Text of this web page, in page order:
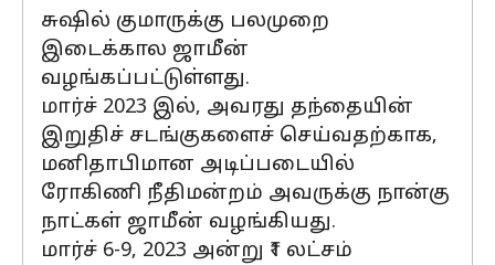
சுஷில் குமாருக்கு பலமுறை
இடைக்கால ஜாமீன்
வழங்கப்பட்டுள்ளது.
மார்ச் 2023 இல், அவரது தந்தையின்
இறுதிச் சடங்குகளைச் செய்வதற்காக,
மனிதாபிமான அடிப்படையில்
ரோகிணி நீதிமன்றம் அவருக்கு நான்கு
நாட்கள் ஜாமீன் வழங்கியது.
மார்ச் 6-9, 2023 அன்று ₹1 லட்சம்